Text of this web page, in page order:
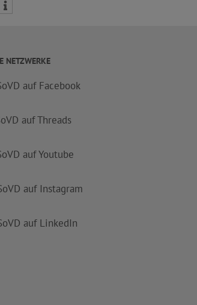
NETZWERKE
auf Facebook
auf Threads
auf Youtube
auf Instagram
auf LinkedIn